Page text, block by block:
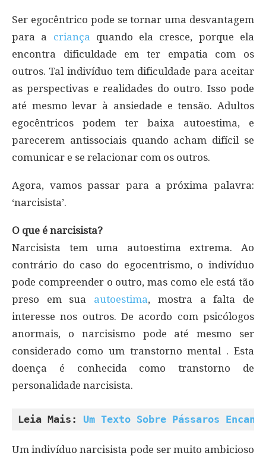
Ser egocêntrico pode se tornar uma desvantagem
para a criança quando ela cresce, porque ela
encontra dificuldade em ter empatia com os
outros. Tal indivíduo tem dificuldade para aceitar
as perspectivas e realidades do outro. Isso pode
até mesmo levar à ansiedade e tensão. Adultos
egocêntricos podem ter baixa autoestima, e
parecerem antissociais quando acham difícil se
comunicar e se relacionar com os outros.
Agora, vamos passar para a próxima palavra:
‘narcisista’.
O que é narcisista?
Narcisista tem uma autoestima extrema. Ao
contrário do caso do egocentrismo, o indivíduo
pode compreender o outro, mas como ele está tão
preso em sua autoestima, mostra a falta de
interesse nos outros. De acordo com psicólogos
anormais, o narcisismo pode até mesmo ser
considerado como um transtorno mental . Esta
doença é conhecida como transtorno de
personalidade narcisista.
Leia Mais: Um Texto Sobre Pássaros
Um indivíduo narcisista pode ser muito ambicioso